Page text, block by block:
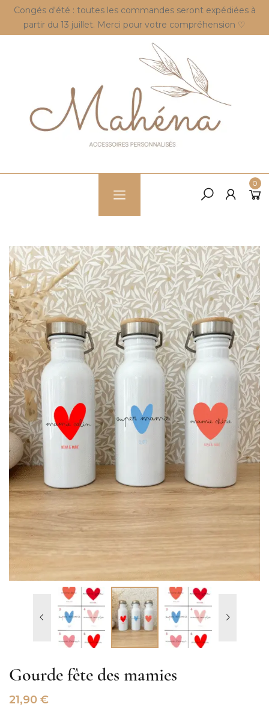
Congés d'été : toutes les commandes seront expédiées à
partir du 13 juillet. Merci pour votre compréhension ♡
0
Gourde fête des mamies
21,90 €